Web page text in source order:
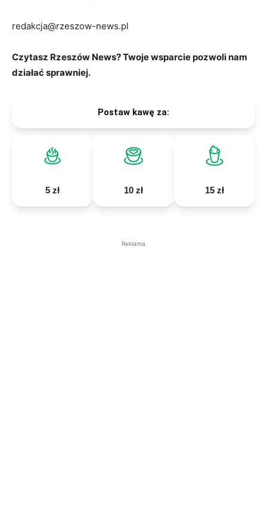
redakcja@rzeszow-news.pl
Czytasz Rzeszów News? Twoje wsparcie pozwoli nam
działać sprawniej.
Postaw kawę za:
5 zł 10 zł 15 zł
Reklama